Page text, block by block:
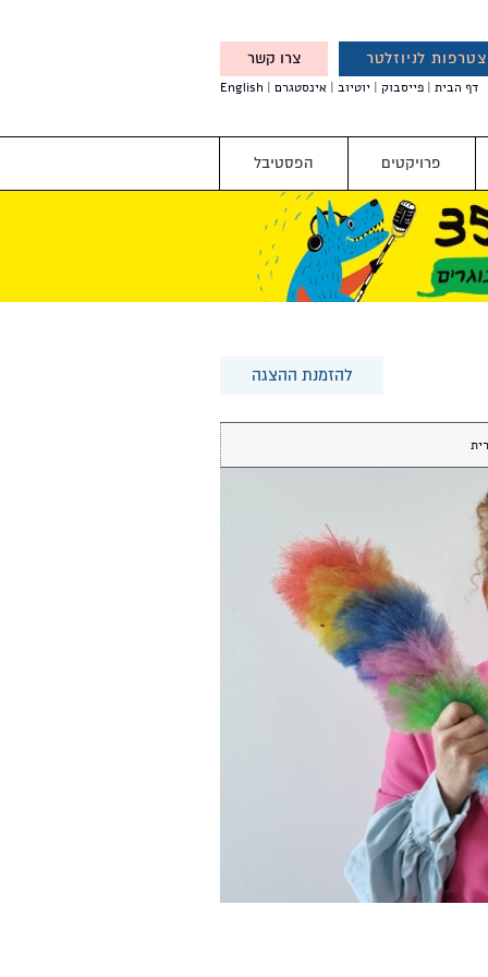
לניוזלטר צרו קשר
והטבות מיוחדות עבורך
דף הבית פייסבוק יוטיוב אינסטגרם English
פרויקטים הפסטיבל
להזמנת ההצגה